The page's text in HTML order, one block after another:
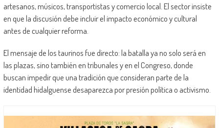
artesanos, músicos, transportistas y comercio local. El sector insiste
en que la discusión debe incluir el impacto económico y cultural
antes de cualquier reforma.
El mensaje de los taurinos fue directo: la batalla ya no solo será en
las plazas, sino también en tribunales y en el Congreso, donde
buscan impedir que una tradición que consideran parte de la
identidad hidalguense desaparezca por presión política o activismo.